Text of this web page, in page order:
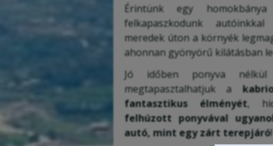
Érintünk egy
felkapaszkodunk
meredek úton a környék
ahonnan gyönyörű kilátásban
Jó időben ponyva nélkül
megtapasztalhatjuk a
fantasztikus élményét,
felhúzott ponyvával
autó, mint egy zárt terepjáró!